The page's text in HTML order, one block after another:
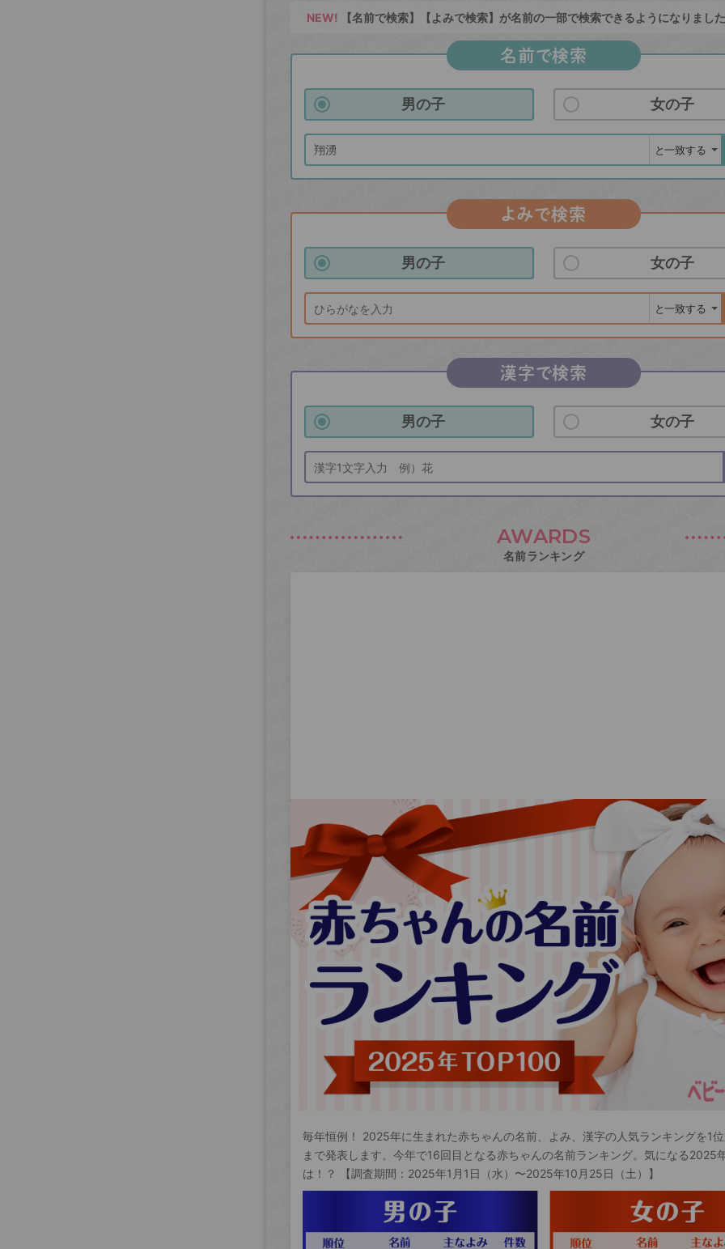
NEW! 【名前で検索】【よみで検索】が名前の一部で検索できるようになりまし
名前で検索
男の子 女の子
よみで検索
男の子 女の子
漢字で検索
男の子 女の子
AWARDS
名前ランキング
毎年恒例！ 2025年に生まれた赤ちゃんの名前、よみ、漢字の人気ランキングを1
まで発表します。今年で16回目となる赤ちゃんの名前ランキング。気になる2025
は！？ 【調査期間：2025年1月1日（水）〜2025年10月25日（土）】